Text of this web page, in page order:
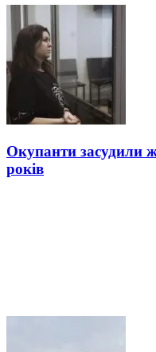
Окупанти засудили
років